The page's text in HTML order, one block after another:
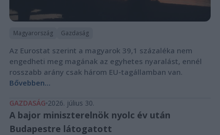
Magyarország Gazdaság
Az Eurostat szerint a magyarok 39,1 százaléka nem
engedheti meg magának az egyhetes nyaralást, ennél
rosszabb arány csak három EU-tagállamban van.
Bővebben...
GAZDASÁG 2026. július 30.
A bajor miniszterelnök nyolc év után
Budapestre látogatott